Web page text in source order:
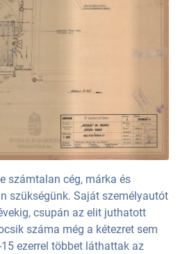
számtalan cég, márka és
szükségünk. Saját személyautót
csupán az elit juthatott
száma még a kétezret sem
ezerrel többet láthattak az